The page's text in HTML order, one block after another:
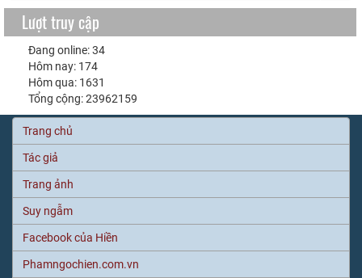
Lượt truy cập
Đang online: 34
Hôm nay: 174
Hôm qua: 1631
Tổng cộng: 23962159
Trang chủ
Tác giả
Trang ảnh
Suy ngẫm
Facebook của Hiền
Phamngochien.com.vn